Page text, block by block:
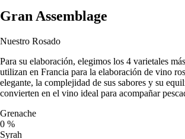
Gran Assemblage
Nuestro Rosado
Para su elaboración, elegimos los 4 varietales
utilizan en Francia para la elaboración de vino
elegante, la complejidad de sus sabores y su
convierten en el vino ideal para acompañar
Grenache
0 %
Syrah